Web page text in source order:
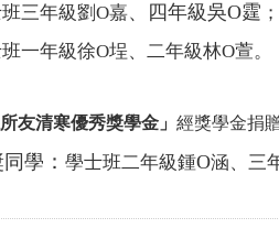
三年級劉O嘉、 四年級吳O霆 ；
一年級徐O埕、二年級林O萱。
所友清寒優秀獎學金」 經獎學金捐
學 ： 學士班二年級鍾O涵、三